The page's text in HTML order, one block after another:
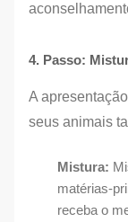
4. Passo:
A
seus animais
Mistura:
matérias-
receba o